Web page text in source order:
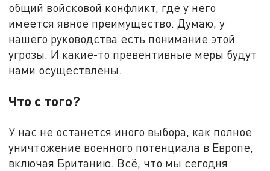
общий войсковой конфликт, где у него
имеется явное преимущество. Думаю, у
нашего руководства есть понимание этой
угрозы. И какие-то превентивные меры будут
нами осуществлены.
Что с того?
У нас не останется иного выбора, как полное
уничтожение военного потенциала в Европе,
включая Британию. Всё, что мы сегодня